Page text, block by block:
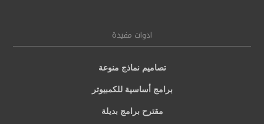
ادوات مفيدة
تصاميم نماذج منوعة
برامج أساسية للكمبيوتر
مقترح برامج بديلة